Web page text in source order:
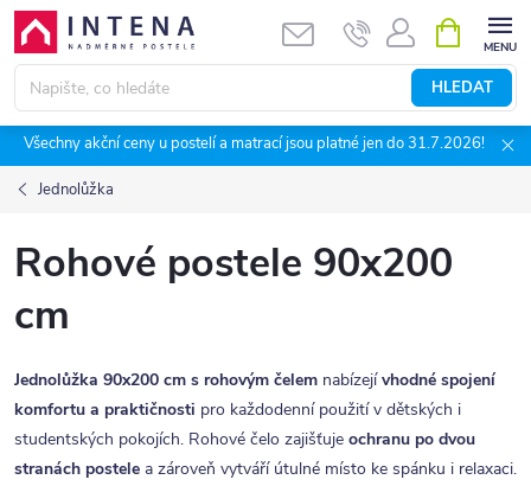
Přejít
obsah
HLEDAT
NÁKUPNÍ
KOŠÍK
Všechny akční ceny u postelí a matrací jsou platné jen do 31.7.2026!
Jednolůžka
Rohové postele 90x200
cm
Jednolůžka 90x200 cm s rohovým čelem nabízejívhodné spojení
komfortu a praktičnosti pro každodenní použití v dětských i
studentských pokojích. Rohové čelo zajišťuje ochranu po dvou
stranách postele a zároveň vytváří útulné místo ke spánku i relaxaci.